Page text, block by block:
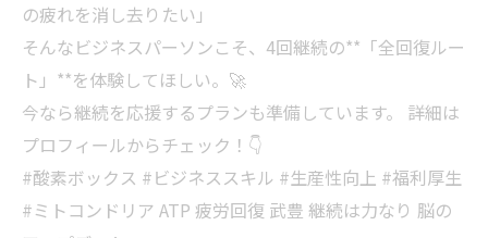
の疲れを消し去りたい」
そんなビジネスパーソンこそ、4回継続の**「全回復ルー
ト」**を体験してほしい。🚀
今なら継続を応援するプランも準備しています。 詳細は
プロフィールからチェック！👇
#酸素ボックス #ビジネススキル #生産性向上 #福利厚生
#ミトコンドリア ATP 疲労回復 武豊 継続は力なり 脳の